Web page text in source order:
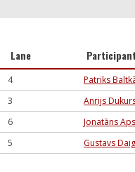
Lane Participant
4 Patriks
3 Anrijs
6 Jonatāns
5 Gustavs